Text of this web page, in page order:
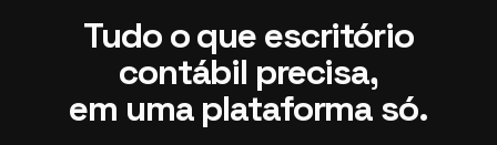
Tudo o que escritório
contábil precisa,
em uma plataforma só.